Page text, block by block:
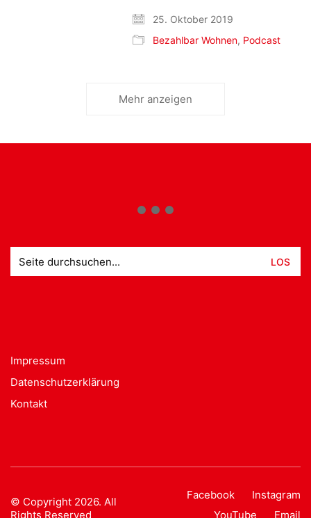
25. Oktober 2019
Bezahlbar Wohnen, Podcast
Mehr anzeigen
nach:
Impressum
Datenschutzerklärung
Kontakt
Facebook
Instagram
YouTube
Email
© Copyright 2026. All
Rights Reserved